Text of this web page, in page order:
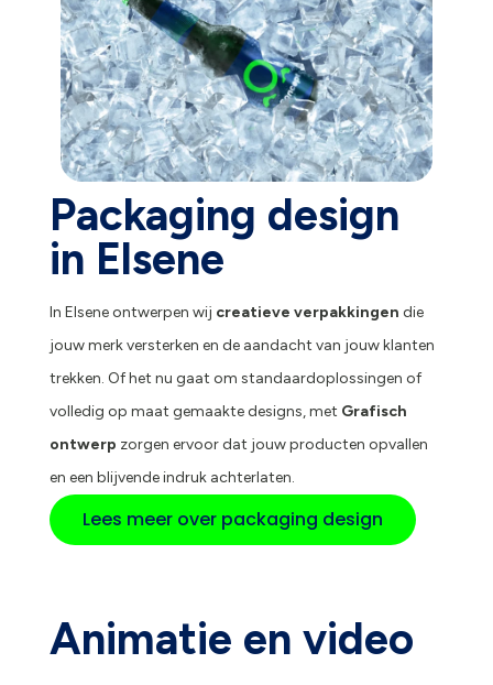
Packaging design
in Elsene
In Elsene ontwerpen wij creatieve verpakkingen die
jouw merk versterken en de aandacht van jouw klanten
trekken. Of het nu gaat om standaardoplossingen of
volledig op maat gemaakte designs, met Grafisch
ontwerp zorgen ervoor dat jouw producten opvallen
en een blijvende indruk achterlaten.
Lees meer over packaging design
Animatie en video